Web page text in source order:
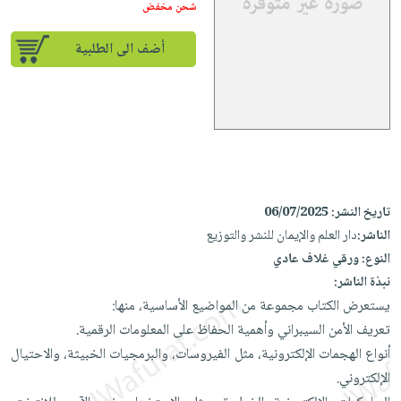
إختياراتنا
يتكرر
iKitab
على
Android
تحميل
iKitab
على
Apple
أسئلة
على
masmu3
على
Apple
تعليمية
جوائز
تعليمية
أجهزة
العناية
الشخصية
العناية
وتصفيف
الشعر
العناية
بالجسم
المطبخ
والسفرة
جديد
الكل
أواني
الطهي
أدوات
متجر
الهدايا
أقسام
شحن مخفض
أضف الى الطلبية
تاريخ النشر:06/07/2025
الناشر:دار العلم والإيمان للنشر والتوزيع
النوع:ورقي غلاف عادي
نبذة الناشر:
يستعرض الكتاب مجموعة من المواضيع الأساسية، منها:
تعريف الأمن السيبراني وأهمية الحفاظ على المعلومات الرقمية.
أنواع الهجمات الإلكترونية، مثل الفيروسات، والبرمجيات الخبيثة، والاحتيال
الإلكتروني.